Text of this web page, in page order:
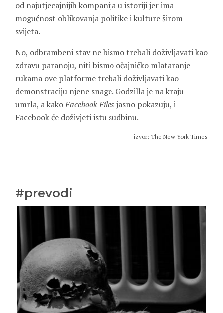
od najutjecajnijih kompanija u istoriji jer ima
mogućnost oblikovanja politike i kulture širom
svijeta.
No, odbrambeni stav ne bismo trebali doživljavati kao
zdravu paranoju, niti bismo očajničko mlataranje
rukama ove platforme trebali doživljavati kao
demonstraciju njene snage. Godzilla je na kraju
umrla, a kakoFacebook Files jasno pokazuju, i
Facebook će doživjeti istu sudbinu.
izvor: The New York Times
#prevodi